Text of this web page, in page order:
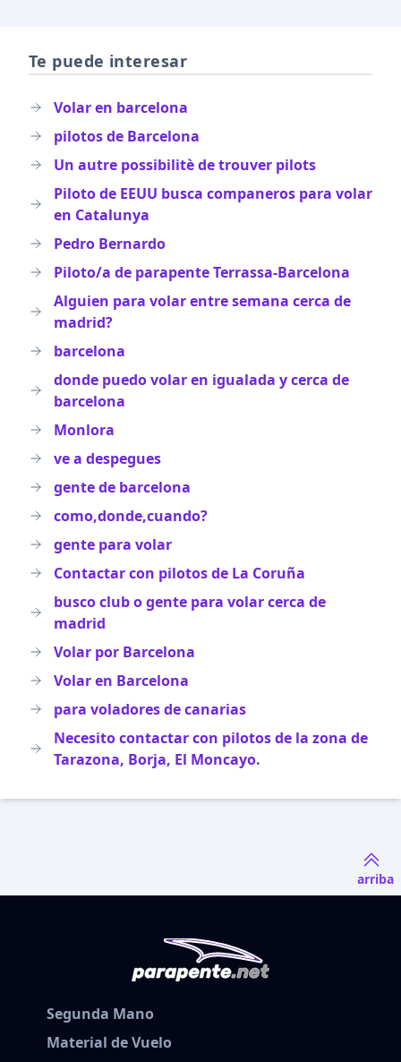
Te puede interesar
Volar en barcelona
pilotos de Barcelona
Un autre possibilitè de trouver pilots
Piloto de EEUU busca companeros para volar
en Catalunya
Pedro Bernardo
Piloto/a de parapente Terrassa-Barcelona
Alguien para volar entre semana cerca de
madrid?
barcelona
donde puedo volar en igualada y cerca de
barcelona
Monlora
ve a despegues
gente de barcelona
como,donde,cuando?
gente para volar
Contactar con pilotos de La Coruña
busco club o gente para volar cerca de
madrid
Volar por Barcelona
Volar en Barcelona
para voladores de canarias
Necesito contactar con pilotos de la zona de
Tarazona, Borja, El Moncayo.
arriba
Segunda Mano
Material de Vuelo